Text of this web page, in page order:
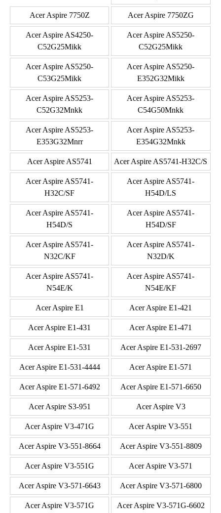
Acer Aspire 7750Z Acer Aspire 7750ZG
Acer Aspire AS4250-
C52G25Mikk
Acer Aspire AS5250-
C52G25Mikk
Acer Aspire AS5250-
C53G25Mikk
Acer Aspire AS5250-
E352G32Mikk
Acer Aspire AS5253-
C52G32Mnkk
Acer Aspire AS5253-
C54G50Mnkk
Acer Aspire AS5253-
E353G32Mnrr
Acer Aspire AS5253-
E354G32Mnkk
Acer Aspire AS5741 Acer Aspire AS5741-H32C/S
Acer Aspire AS5741-
H32C/SF
Acer Aspire AS5741-
H54D/LS
Acer Aspire AS5741-
H54D/S
Acer Aspire AS5741-
H54D/SF
Acer Aspire AS5741-
N32C/KF
Acer Aspire AS5741-
N32D/K
Acer Aspire AS5741-
N54E/K
Acer Aspire AS5741-
N54E/KF
Acer Aspire E1 Acer Aspire E1-421
Acer Aspire E1-431 Acer Aspire E1-471
Acer Aspire E1-531 Acer Aspire E1-531-2697
Acer Aspire E1-531-4444 Acer Aspire E1-571
Acer Aspire E1-571-6492 Acer Aspire E1-571-6650
Acer Aspire S3-951 Acer Aspire V3
Acer Aspire V3-471G Acer Aspire V3-551
Acer Aspire V3-551-8664 Acer Aspire V3-551-8809
Acer Aspire V3-551G Acer Aspire V3-571
Acer Aspire V3-571-6643 Acer Aspire V3-571-6800
Acer Aspire V3-571G Acer Aspire V3-571G-6602